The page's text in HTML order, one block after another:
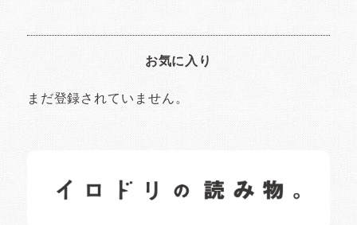
お気に入り
まだ登録されていません。
日常の様子など随時更新中です。